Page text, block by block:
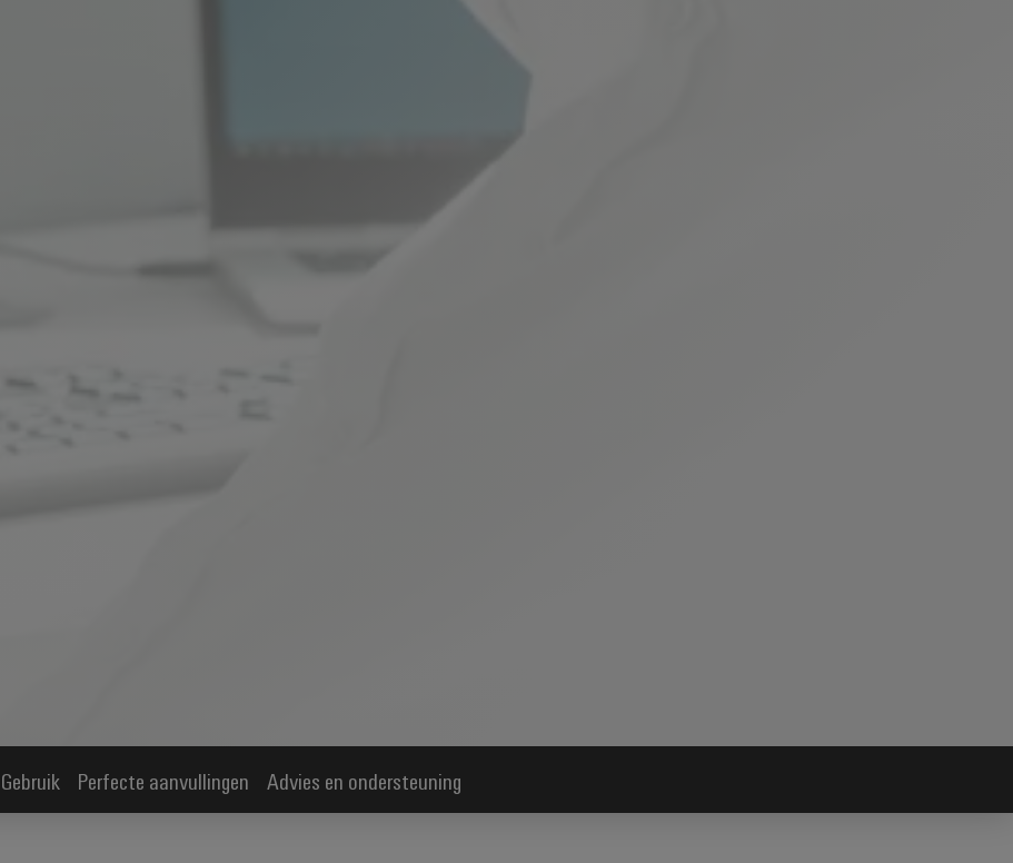
Gebruik Perfecte aanvullingen Advies en ondersteuning